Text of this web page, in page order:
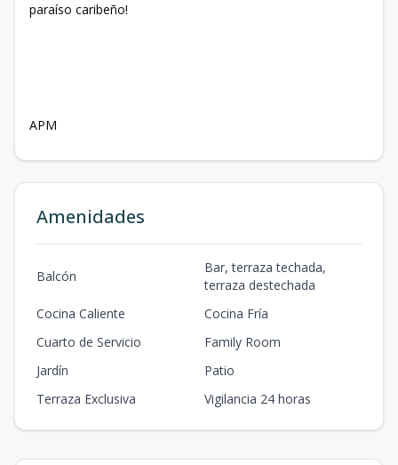
paraíso caribeño!
APM
Amenidades
Balcón
Bar, terraza techada,
terraza destechada
Cocina Caliente
Cocina Fría
Cuarto de Servicio
Family Room
Jardín
Patio
Terraza Exclusiva
Vigilancia 24 horas